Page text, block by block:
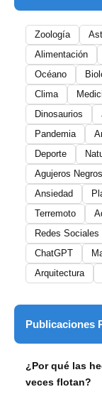
Zoología
Alimentación
Océano
Clima
Dinosaurios
Pandemia
Deporte
Agujeros Negros
Ansiedad
Terremoto
Redes Sociales
ChatGPT
Arquitectura
Publicaciones
¿Por qué las
veces flotan?